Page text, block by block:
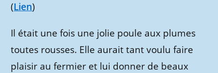
(Lien)
Il était une fois une jolie poule aux plumes
toutes rousses. Elle aurait tant voulu faire
plaisir au fermier et lui donner de beaux